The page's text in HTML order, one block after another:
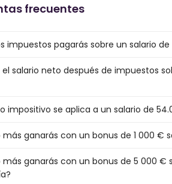
frecuentes
impuestos pagarás sobre un salario
el salario neto después de impuestos
impositivo se aplica a un salario de
ganarás con un bonus de 1 000 €
ganarás con un bonus de 5 000 €